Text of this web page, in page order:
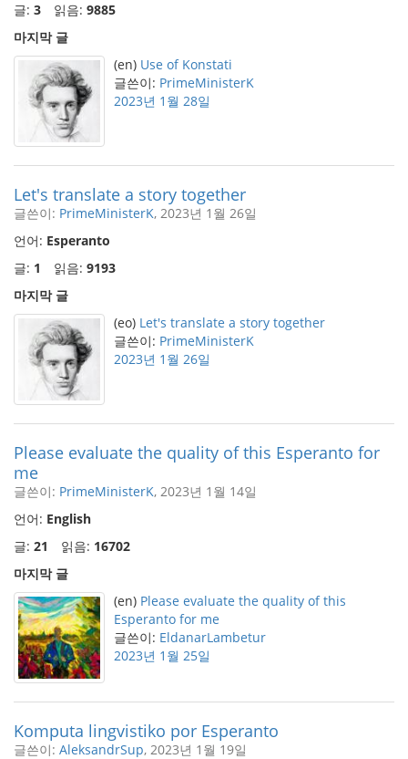
글: 3 읽음: 9885
마지막 글
(en) Use of Konstati
글쓴이: PrimeMinisterK
2023년 1월 28일
Let's translate a story together
글쓴이: PrimeMinisterK, 2023년 1월 26일
언어: Esperanto
글: 1 읽음: 9193
마지막 글
(eo) Let's translate a story together
글쓴이: PrimeMinisterK
2023년 1월 26일
Please evaluate the quality of this Esperanto for
me
글쓴이: PrimeMinisterK, 2023년 1월 14일
언어: English
글: 21 읽음: 16702
마지막 글
(en) Please evaluate the quality of this
Esperanto for me
글쓴이: EldanarLambetur
2023년 1월 25일
Komputa lingvistiko por Esperanto
글쓴이: AleksandrSup, 2023년 1월 19일